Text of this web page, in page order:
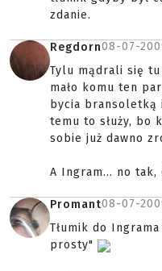
zdanie.
Regdorn08-07-
Tylu mądrali się tu
mało komu ten
bycia bransoletką
temu to służy, bo
sobie już dawno
A Ingram... no tak,
Promant08-07-
Tłumik do
prosty"